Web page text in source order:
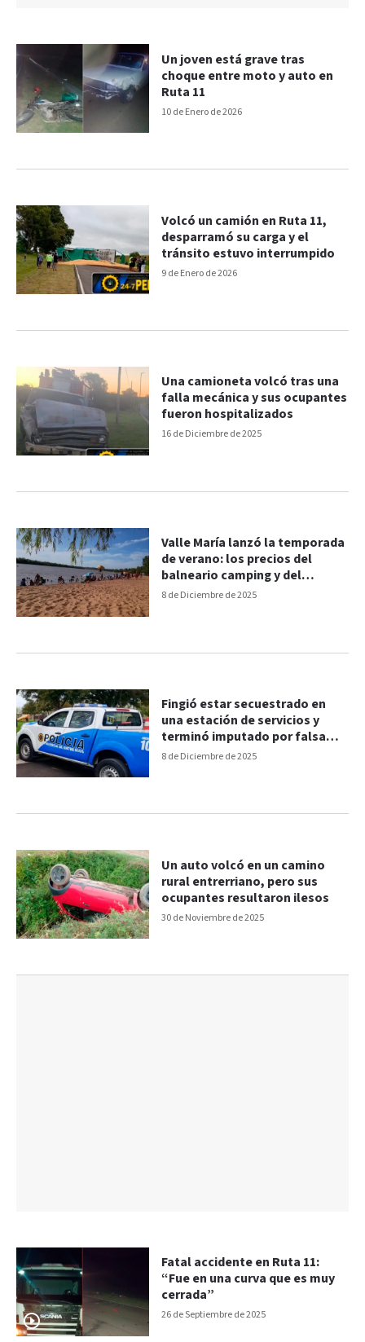
10 de Enero de 2026
Un joven está grave tras
choque entre moto y auto en
Ruta 11
9 de Enero de 2026
Volcó un camión en Ruta 11,
desparramó su carga y el
tránsito estuvo interrumpido
16 de Diciembre de 2025
Una camioneta volcó tras una
falla mecánica y sus ocupantes
fueron hospitalizados
8 de Diciembre de 2025
Valle María lanzó la temporada
de verano: los precios del
balneario camping y del
complejo de piletas
8 de Diciembre de 2025
Fingió estar secuestrado en
una estación de servicios y
terminó imputado por falsa
denuncia
30 de Noviembre de 2025
Un auto volcó en un camino
rural entrerriano, pero sus
ocupantes resultaron ilesos
26 de Septiembre de 2025
Fatal accidente en Ruta 11:
“Fue en una curva que es muy
cerrada”